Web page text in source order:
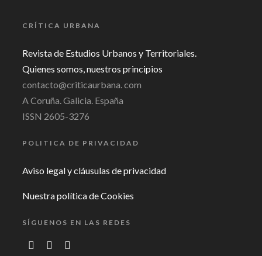
CRÍTICA URBANA
Revista de Estudios Urbanos y Territoriales.
Quienes somos, nuestros principios
contacto@criticaurbana. com
A Coruña. Galicia. España
ISSN 2605-3276
POLITICA DE PRIVACIDAD
Aviso legal y cláusulas de privacidad
Nuestra política de Cookies
SÍGUENOS EN LAS REDES